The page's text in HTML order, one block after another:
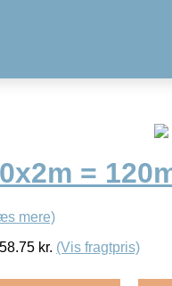
=
mere)
kr. (Vis fragtpris)